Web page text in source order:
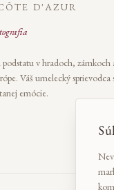
D'AZUR
v hradoch, zámkoch
Váš umelecký sprievodca
emócie.